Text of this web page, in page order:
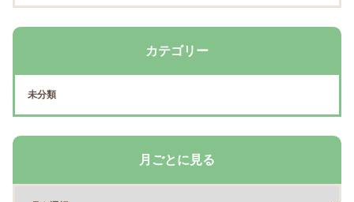
カテゴリー
未分類
月ごとに見る